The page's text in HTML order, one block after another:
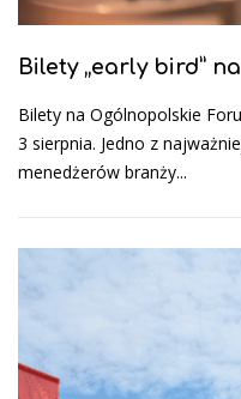
Bilety „early bird”
Bilety na Ogólnopolskie
3 sierpnia. Jedno z
menedżerów branży...